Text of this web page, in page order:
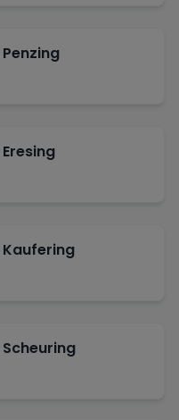
Penzing
Eresing
Kaufering
Scheuring